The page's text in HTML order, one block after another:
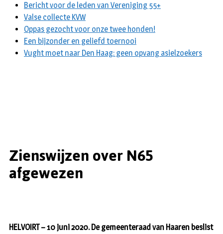
Bericht voor de leden van Vereniging 55+
Valse collecte KVW
Oppas gezocht voor onze twee honden!
Een bijzonder en geliefd toernooi
Vught moet naar Den Haag: geen opvang asielzoekers
Zienswijzen over N65
afgewezen
HELVOIRT – 10 juni 2020.De gemeenteraad van Haaren beslist